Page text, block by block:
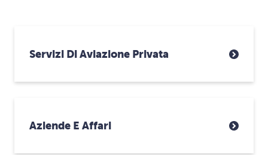
Servizi Di Aviazione Privata
Aziende E Affari